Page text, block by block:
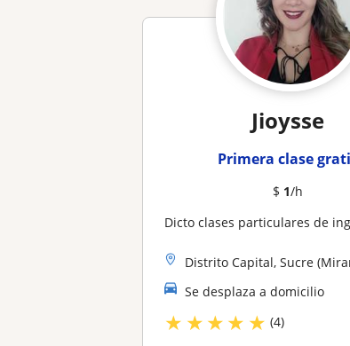
Jioysse
Primera clase
$ 1/h
Dicto clases particulares de inglés para niños, jóvenes y adultos, diferentes
Distrito Capital, Sucre (Miranda),
Se desplaza a domicilio
★ ★★★ ★ (4)